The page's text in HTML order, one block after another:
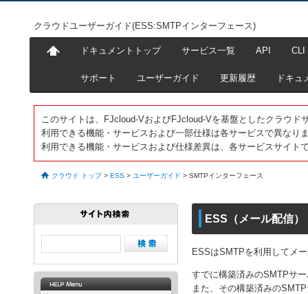
クラウドユーザーガイド(ESS:SMTPインターフェース)
ドキュメントトップ サービス一覧 API CLI
サポート ユーザーガイド 更新履歴 ドキュ
このサイトは、FJcloud-VおよびFJcloud-Vを基盤としたクラウド
利用できる機能・サービスおよび一部仕様は各サービスで異なり
利用できる機能・サービスおよび仕様差異は、各サービスサイト
クラウド トップ > ESS > ユーザーガイド > SMTPインターフェース
ESS（メール配信
ESSはSMTPを利用してメ
すでに構築済みのSMTPサ
また、その構築済みの